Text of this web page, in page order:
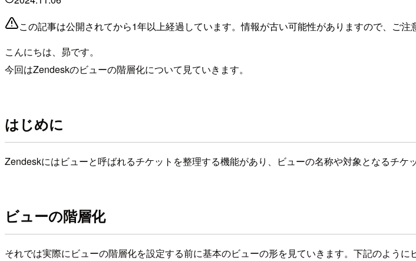
この記事は公開されてから1年以上経過しています。情報が古い可能性がありますので、ご注
こんにちは、昴です。
今回はZendeskのビューの階層化について見ていきます。
はじめに
Zendeskにはビューと呼ばれるチケットを整理する機能があり、ビューの名称や対象となるチ
ビューの階層化
それでは実際にビューの階層化を設定する前に基本のビューの形を見ていきます。下記のよう